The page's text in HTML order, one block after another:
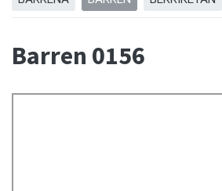
Barren 0156